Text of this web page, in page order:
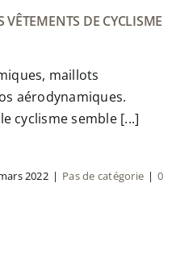
DE CYCLISME
maillots
aérodynamiques.
cyclisme semble [...]
2022 | Pas de catégorie | 0